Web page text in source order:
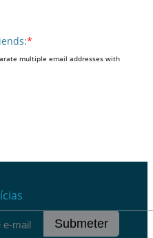
*
multiple email addresses with
Submeter